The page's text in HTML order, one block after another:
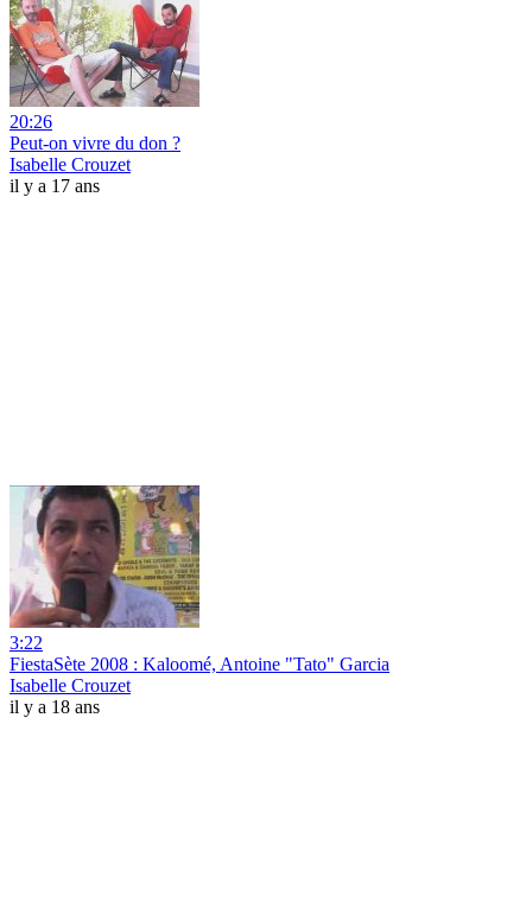
20:26
Peut-on vivre du don ?
Isabelle Crouzet
il y a 17 ans
3:22
FiestaSète 2008 : Kaloomé, Antoine "Tato" Garcia
Isabelle Crouzet
il y a 18 ans